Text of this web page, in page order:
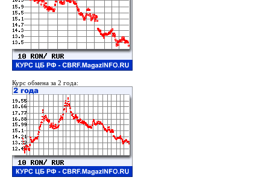
Курс обмена за 2 года: